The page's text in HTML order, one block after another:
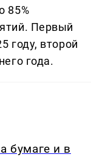
85%
Первый
году, второй
года.
бумаге и в